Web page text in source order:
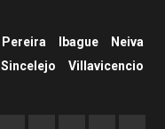
Pereira Ibague
Neiva
Sincelejo
Villavicencio